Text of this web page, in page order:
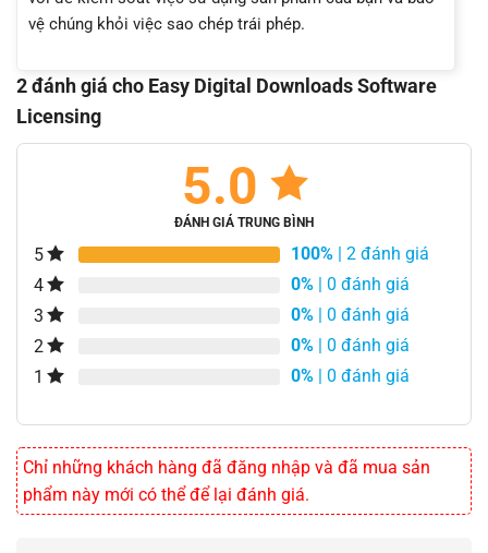
vệ chúng khỏi việc sao chép trái phép.
2 đánh giá cho Easy Digital Downloads Software
Licensing
5.0
ĐÁNH GIÁ TRUNG BÌNH
5 100% | 2 đánh giá
4
0% | 0 đánh giá
3
0% | 0 đánh giá
2
0% | 0 đánh giá
1
0% | 0 đánh giá
Chỉ những khách hàng đã đăng nhập và đã mua sản
phẩm này mới có thể để lại đánh giá.